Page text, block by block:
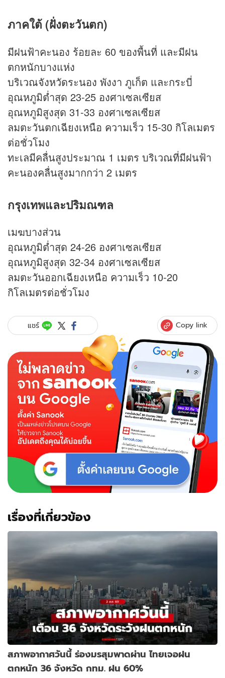
ภาคใต้ (ฝั่งตะวันตก)
มีฝนฟ้าคะนอง ร้อยละ 60 ของพื้นที่ และมีฝน
ตกหนักบางแห่ง
บริเวณจังหวัดระนอง พังงา ภูเก็ต และกระบี่
อุณหภูมิต่ำสุด 23-25 องศาเซลเซียส
อุณหภูมิสูงสุด 31-33 องศาเซลเซียส
ลมตะวันตกเฉียงเหนือ ความเร็ว 15-30 กิโลเมตร
ต่อชั่วโมง
ทะเลมีคลื่นสูงประมาณ 1 เมตร บริเวณที่มีฝนฟ้า
คะนองคลื่นสูงมากกว่า 2 เมตร
กรุงเทพและปริมณฑล
เมฆบางส่วน
อุณหภูมิต่ำสุด 24-26 องศาเซลเซียส
อุณหภูมิสูงสุด 32-34 องศาเซลเซียส
ลมตะวันออกเฉียงเหนือ ความเร็ว 10-20
กิโลเมตรต่อชั่วโมง
แชร์ Copy link
เรื่องที่เกี่ยวข้อง
สภาพอากาศวันนี้ ร่องมรสุมพาดผ่าน ไทยเจอฝน
ตกหนัก 36 จังหวัด กทม. ฝน 60%